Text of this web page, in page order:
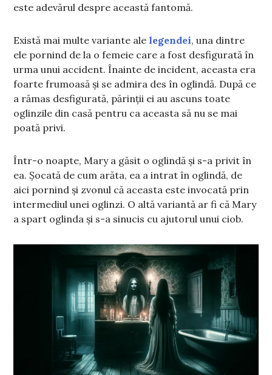
este adevărul despre această fantomă.
Există mai multe variante alelegendei, una dintre
ele pornind de la o femeie care a fost desfigurată în
urma unui accident. Înainte de incident, aceasta era
foarte frumoasă și se admira des în oglindă. După ce
a rămas desfigurată, părinții ei au ascuns toate
oglinzile din casă pentru ca aceasta să nu se mai
poată privi.
Într-o noapte, Mary a găsit o oglindă și s-a privit în
ea. Șocată de cum arăta, ea a intrat în oglindă, de
aici pornind și zvonul că aceasta este invocată prin
intermediul unei oglinzi. O altă variantă ar fi că Mary
a spart oglinda și s-a sinucis cu ajutorul unui ciob.